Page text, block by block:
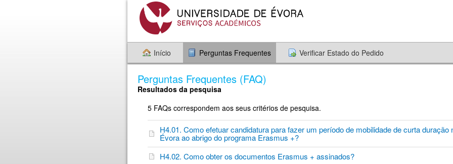
Início Perguntas Frequentes Verificar Estado do Pedido
Perguntas Frequentes (FAQ)
Resultados da pesquisa
5 FAQs correspondem aos seus critérios de pesquisa.
H4.01. Como efetuar candidatura para fazer um período de mobilidade de curta duração
Évora ao abrigo do programa Erasmus +?
H4.02. Como obter os documentos Erasmus + assinados?